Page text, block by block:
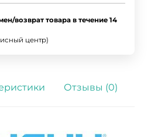
возврат товара в течение 14
центр)
Отзывы (0)